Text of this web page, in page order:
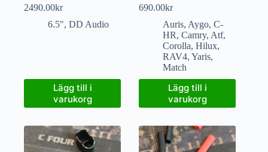
2490.00kr
6.5", DD Audio
Lägg till i
varukorg
690.00kr
Auris, Aygo,C-
HR,Camry, Atf,
Corolla,Hilux,
RAV4,Yaris,
Match
Lägg till i
varukorg